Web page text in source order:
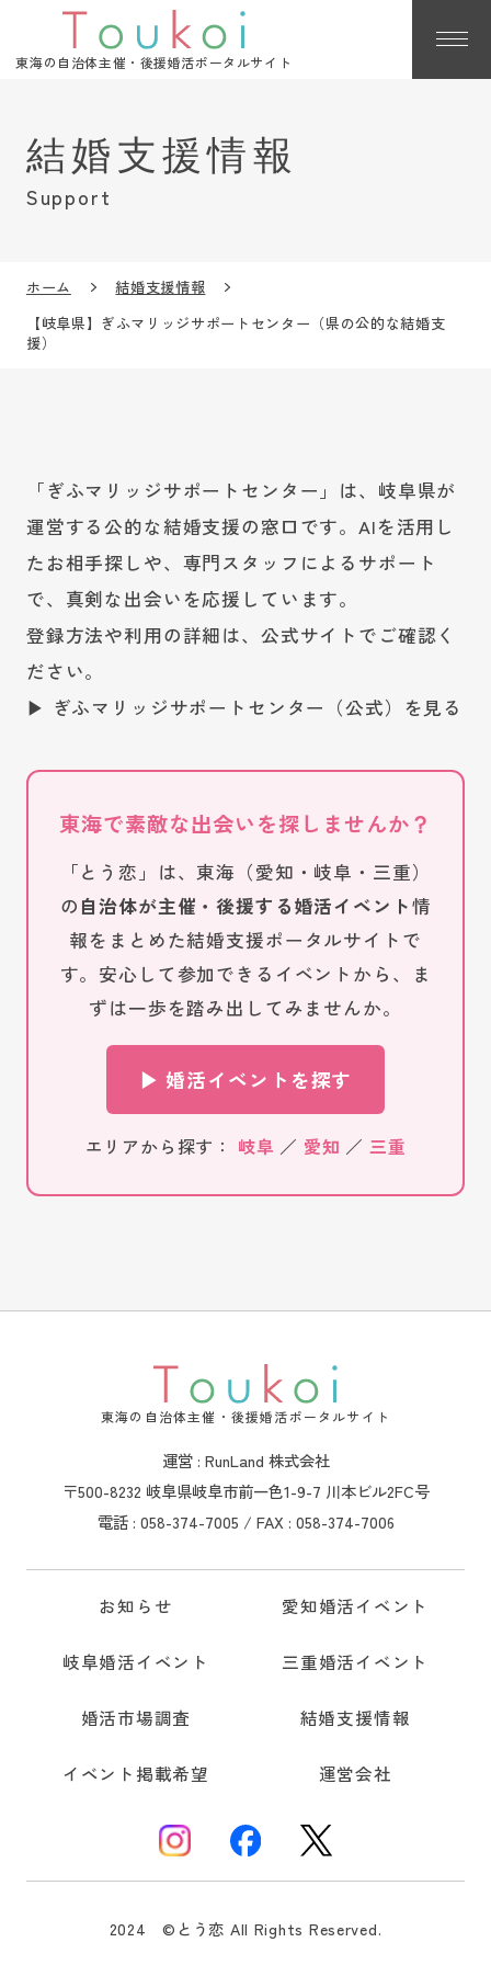
東海の自治体主催・後援婚活ポータルサイト
Support
ホーム
結婚支援情報
【岐阜県】ぎふマリッジサポートセンター（県の公的な結婚支
援）
「ぎふマリッジサポートセンター」は、岐阜県が
運営する公的な結婚支援の窓口です。AIを活用し
たお相手探しや、専門スタッフによるサポート
で、真剣な出会いを応援しています。
登録方法や利用の詳細は、公式サイトでご確認く
ださい。
▶ ぎふマリッジサポートセンター（公式）を見る
東海で素敵な出会いを探しませんか？
「とう恋」は、東海（愛知・岐阜・三重）
の 自治体が主催・後援する婚活イベント情
報をまとめた結婚支援ポータルサイトで
す。安心して参加できるイベントから、ま
ずは一歩を踏み出してみませんか。
▶ 婚活イベントを探す
エリアから探す： 岐阜 ／ 愛知 ／ 三重
東海の自治体主催・後援婚活ポータルサイト
運営 : RunLand 株式会社
〒500-8232 岐阜県岐阜市前一色1-9-7 川本ビル2FC号
電話 : 058-374-7005 / FAX : 058-374-7006
お知らせ 愛知婚活イベント
岐阜婚活イベント 三重婚活イベント
婚活市場調査 結婚支援情報
イベント掲載希望 運営会社
2024 ©とう恋 All Rights Reserved.